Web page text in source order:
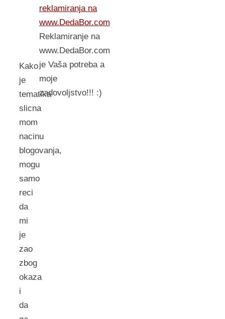
Kako
je
tematika
slicna
mom
nacinu
blogovanja,
mogu
samo
reci
da
mi
je
zao
zbog
okaza
i
da
reklamiranja na
www.DedaBor.com
Reklamiranje na
www.DedaBor.com
je Vaša potreba a
moje
zadovoljstvo!!! :)